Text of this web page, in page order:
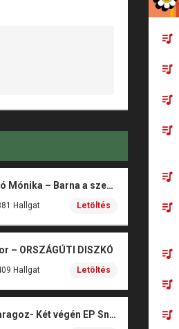
Rigó Mónika – Barna a szeme
Hallgat Letöltés
– ORSZÁGÚTI DISZKÓ
Hallgat Letöltés
Kharagoz- Két végén EP Snitt